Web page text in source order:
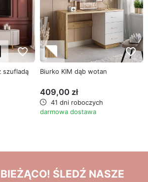
favorite_border
szufladą
favorite_border
Biurko KIM dąb wotan
409,00 zł
41 dni roboczych
darmowa dostawa
ŚLEDŹ NASZE